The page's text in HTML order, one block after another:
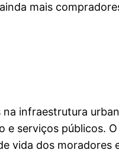
mais
infraestrutura
serviços públicos.
vida dos moradores